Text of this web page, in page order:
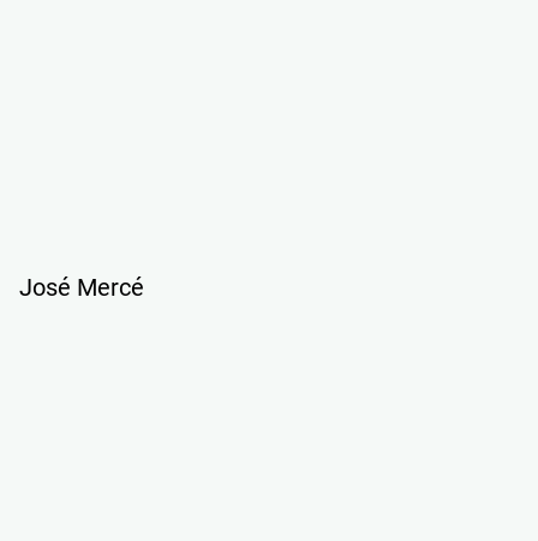
José Mercé